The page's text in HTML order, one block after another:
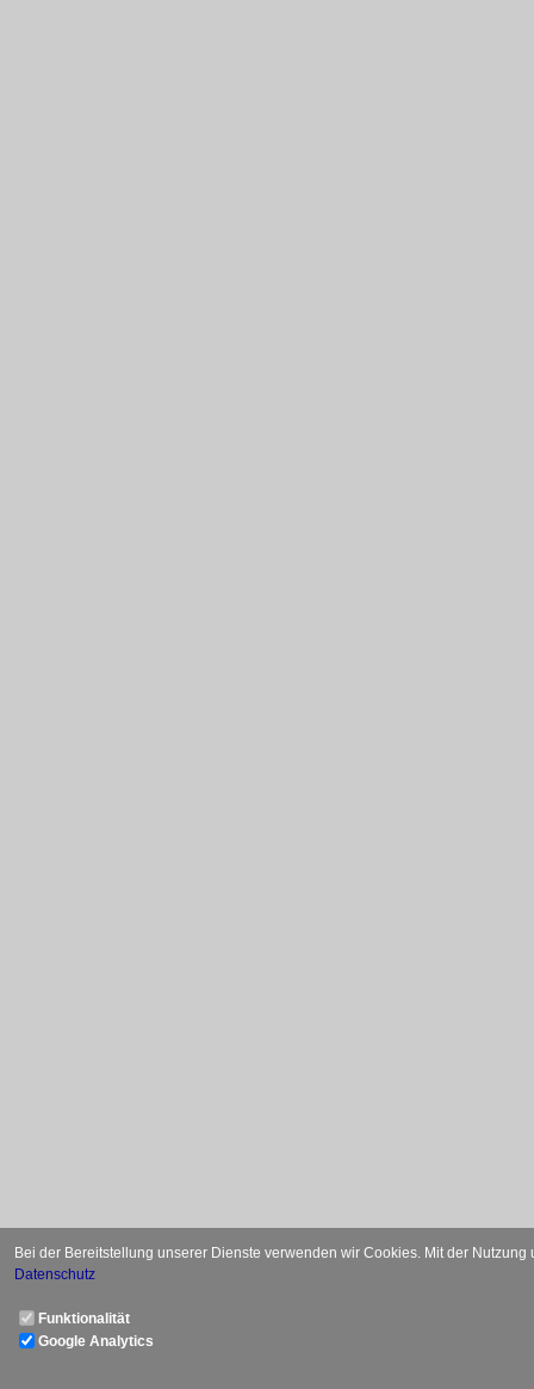
Bei der Bereitstellung unserer Dienste verwenden wir Cookies. Mit der
Datenschutz
Funktionalität
Google Analytics